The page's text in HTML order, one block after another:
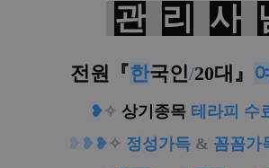
관 리 사
전원 『한국인/20대 』 여
❥ ✧ 상기종목 테라피 수
❥ ❥ ❥ ✧ 정성가득 & 꼼꼼가